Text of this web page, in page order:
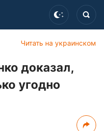
Читать на украинском
доказал,
угодно